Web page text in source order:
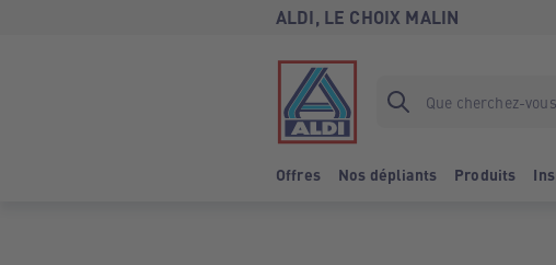
ALDI, LE CHOIX MALIN
Offres Nos dépliants Produits